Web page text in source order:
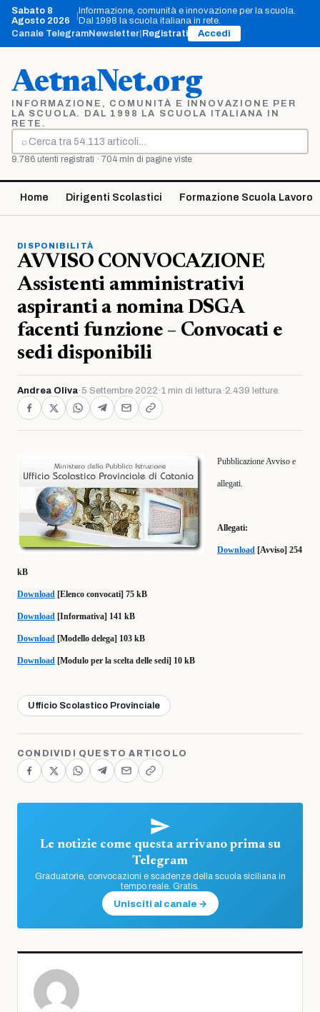
Vai
contenuto
Sabato 8
Agosto 2026
Informazione, comunità e innovazione per la scuola.
Dal 1998 la scuola italiana in rete.
Canale TelegramNewsletter Registrati Accedi
AetnaNet.org
INFORMAZIONE, COMUNITÀ E INNOVAZIONE PER
LA SCUOLA. DAL 1998 LA SCUOLA ITALIANA IN
RETE.
⌕
Cerca
9.786 utenti registrati · 704 mln di pagine viste
Home Dirigenti Scolastici Formazione Scuola Lavoro
DISPONIBILITÀ
AVVISO CONVOCAZIONE
Assistenti amministrativi
aspiranti a nomina DSGA
facenti funzione – Convocati e
sedi disponibili
Andrea Oliva· 5 Settembre 2022 ·1 min di lettura· 2.439 letture
Pubblicazione Avviso e
allegati.
Allegati:
Download [Avviso] 254
kB
Download [Elenco convocati] 75 kB
Download [Informativa] 141 kB
Download [Modello delega] 103 kB
Download [Modulo per la scelta delle sedi] 10 kB
Ufficio Scolastico Provinciale
CONDIVIDI QUESTO ARTICOLO
Le notizie come questa arrivano prima su
Telegram
Graduatorie, convocazioni e scadenze della scuola siciliana in
tempo reale. Gratis.
Unisciti al canale →